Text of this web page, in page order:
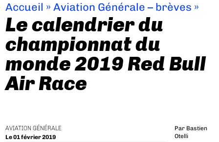
Accueil »Aviation Générale – brèves »
Le calendrier du
championnat du
monde 2019 Red Bull
Air Race
AVIATION GÉNÉRALE
Le 01 février 2019
Par Bastien
Otelli